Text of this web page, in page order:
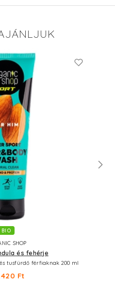
BIO
SHOP
és fehérje
tusfürdő férfiaknak 200 ml
Ft